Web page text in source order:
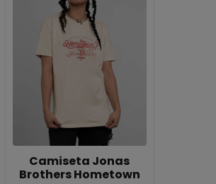
Camiseta Jonas
Brothers Hometown